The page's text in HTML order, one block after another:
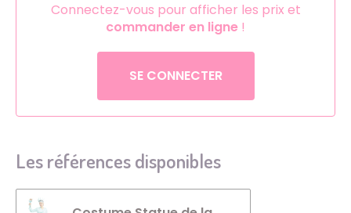
Connectez-vous pour afficher les prix et
commander en ligne !
SE CONNECTER
Les références disponibles